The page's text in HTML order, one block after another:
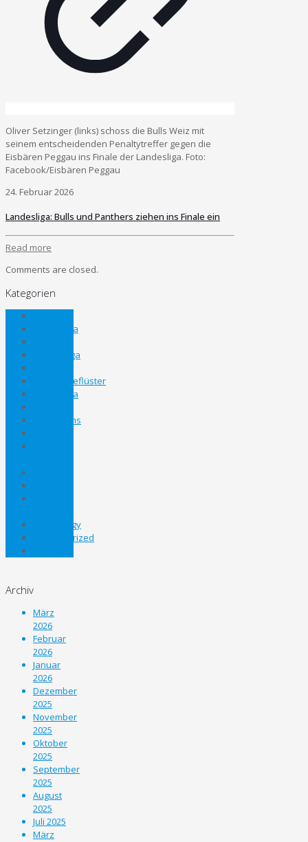
Oliver Setzinger (links) schoss die Bulls Weiz mit
seinem entscheidenden Penaltytreffer gegen die
Eisbären Peggau ins Finale der Landesliga. Foto:
Facebook/Eisbären Peggau
24. Februar 2026
Landesliga: Bulls und Panthers ziehen ins Finale ein
Read more
Comments are closed.
Kategorien
Bezirksliga
Gebietsliga
Kabinengeflüster
Landesliga
Nachwuchs
Technology
Uncategorized
Archiv
März
2026
Februar
2026
Januar
2026
Dezember
2025
November
2025
Oktober
2025
September
2025
August
2025
Juli 2025
März